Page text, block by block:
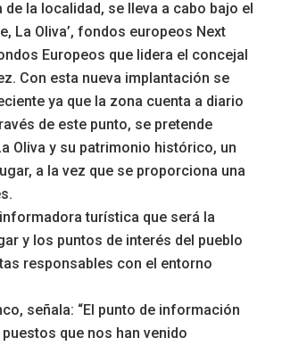
la localidad, se lleva a cabo bajo el
La Oliva’, fondos europeos Next
Europeos que lidera el concejal
Con esta nueva implantación se
ya que la zona cuenta a diario
de este punto, se pretende
Oliva y su patrimonio histórico, un
a la vez que se proporciona una
turística que será la
y los puntos de interés del pueblo
responsables con el entorno
señala: “El punto de información
que nos han venido